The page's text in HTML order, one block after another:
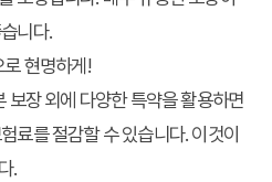
니다.
현명하게!
보장 외에 다양한 특약을 활용하면
료를 절감할 수 있습니다. 이것이
.